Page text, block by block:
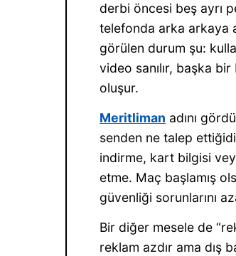
derbi öncesi beş ayrı
telefonda arka arkaya
görülen durum şu:
video sanılır, başka
oluşur.
Meritliman adını
senden ne talep
indirme, kart bilgisi
etme. Maç başlamış
güvenliği sorunlarını
Bir diğer mesele de
reklam azdır ama dış